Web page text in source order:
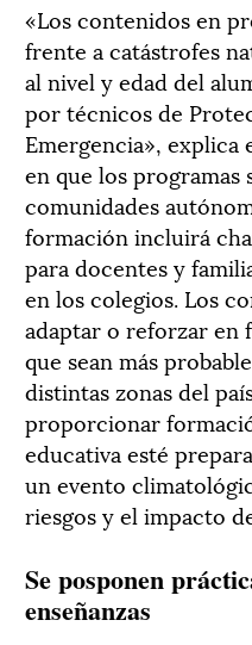
«Los contenidos en
frente a catástrofes
al nivel y edad del
por técnicos de
Emergencia»,
en que los programas
comunidades
formación incluirá
para docentes y
en los colegios. Los
adaptar o reforzar en
que sean más
distintas zonas del
proporcionar
educativa esté
un evento
riesgos y el impacto
Se posponen
enseñanzas